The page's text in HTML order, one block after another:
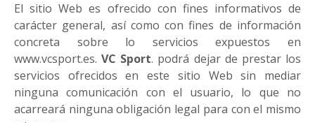
El sitio Web es ofrecido con fines informativos de
carácter general, así como con fines de información
concreta sobre lo servicios expuestos en
www.vcsport.es.VC Sport. podrá dejar de prestar los
servicios ofrecidos en este sitio Web sin mediar
ninguna comunicación con el usuario, lo que no
acarreará ninguna obligación legal para con el mismo